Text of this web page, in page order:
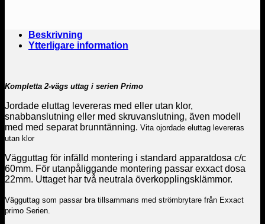
Beskrivning
Ytterligare information
Kompletta 2-vägs uttag i serien Primo
Jordade eluttag levereras med eller utan klor,
snabbanslutning eller med skruvanslutning, även modell
med med separat brunntänning. Vita ojordade eluttag levereras
utan klor
Vägguttag för infälld montering i standard apparatdosa c/c
60mm. För utanpåliggande montering passar exxact dosa
22mm. Uttaget har två neutrala överkopplingsklämmor.
Vägguttag som passar bra tillsammans med strömbrytare från Exxact
primo Serien.